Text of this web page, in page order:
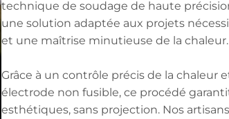
technique de soudage de haute
une solution adaptée aux projets
et une maîtrise minutieuse de la chaleur.
Grâce à un contrôle précis de la chaleur
électrode non fusible, ce procédé
esthétiques, sans projection. Nos